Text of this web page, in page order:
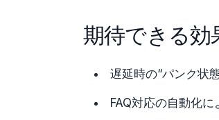
期待できる効
遅延時の“パンク状
FAQ対応の自動化